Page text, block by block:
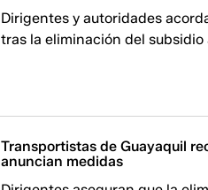
Dirigentes y autoridades
tras la eliminación del subsidio
Transportistas de Guayaquil
anuncian medidas